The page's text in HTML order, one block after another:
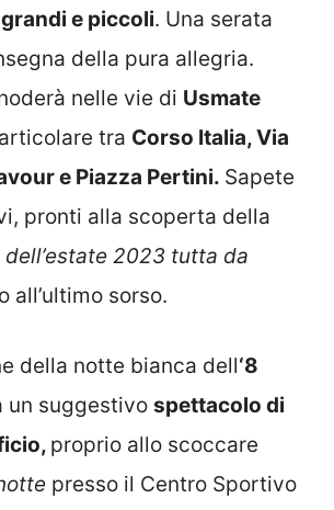
e piccoli. Una serata
della pura allegria.
nelle vie di Usmate
tra Corso Italia, Via
e Piazza Pertini. Sapete
pronti alla scoperta della
2023 tutta da
all’ultimo sorso.
della notte bianca dell‘8
un suggestivo spettacolo di
proprio allo scoccare
presso il Centro Sportivo